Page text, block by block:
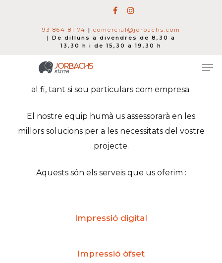
93 864 81 74 | comercial@jorbachs.com
| De dilluns a divendres de 8,30 a
13,30 h i de 15,30 a 19,30 h
Hit enter to search or ESC to close
Al nostre departament d’impressió i serveis
gràfics hi trobareu tot allò que necessiteu per
dur a terme els vostres projectes des de l’inici fins
al fi, tant si sou particulars com empresa.
El nostre equip humà us assessorarà en les
millors solucions per a les necessitats del vostre
projecte.
Aquests són els serveis que us oferim :
Impressió digital
Impressió òfset